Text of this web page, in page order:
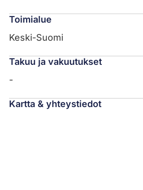
Toimialue
Keski-Suomi
Takuu ja vakuutukset
-
Kartta & yhteystiedot